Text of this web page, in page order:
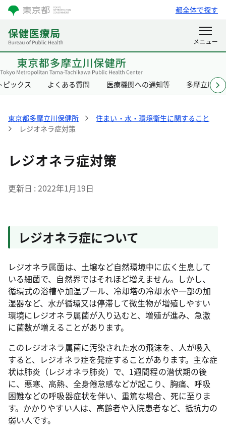
都全体で探す
ピックス よくある質問 医療機関への通知等 多摩立川保
東京都多摩立川保健所
住まい・水・環境衛生に関すること
レジオネラ症対策
レジオネラ症対策
更新日 2022年1月19日
レジオネラ症について
レジオネラ属菌は、土壌など自然環境中に広く生息して
いる細菌で、自然界ではそれほど増えません。しかし、
循環式の浴槽や加温プール、冷却塔の冷却水や一部の加
湿器など、水が循環又は停滞して微生物が増殖しやすい
環境にレジオネラ属菌が入り込むと、増殖が進み、急激
に菌数が増えることがあります。
このレジオネラ属菌に汚染された水の飛沫を、人が吸入
すると、レジオネラ症を発症することがあります。主な症
状は肺炎（レジオネラ肺炎）で、1週間程の潜伏期の後
に、悪寒、高熱、全身倦怠感などが起こり、胸痛、呼吸
困難などの呼吸器症状を伴い、重篤な場合、死に至りま
す。かかりやすい人は、高齢者や入院患者など、抵抗力の
弱い人です。